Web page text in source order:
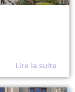
Lire la suite